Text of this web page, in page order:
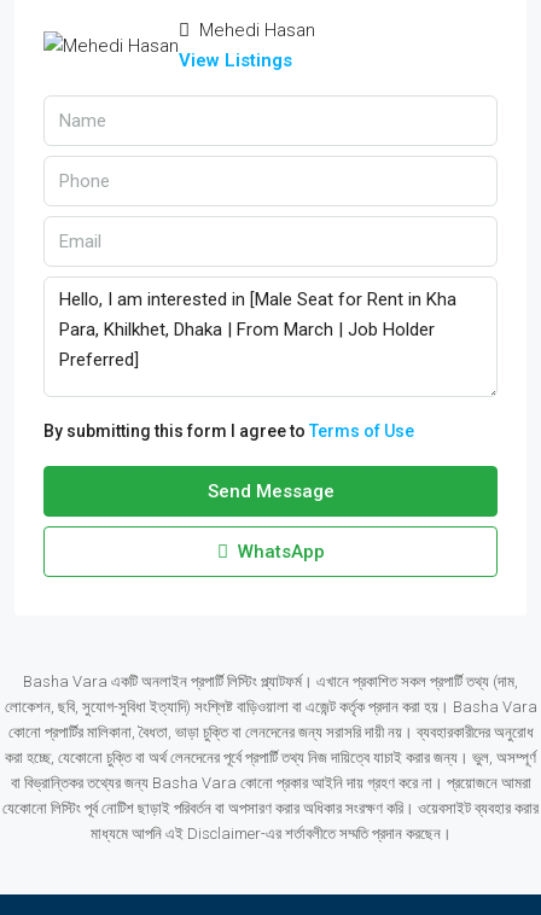
Mehedi Hasan
View Listings
By submitting this form I agree toTerms of Use
Send Message
WhatsApp
Basha Vara একটি অনলাইন প্রপার্টি লিস্টিং প্ল্যাটফর্ম। এখানে প্রকাশিত সকল প্রপার্টি তথ্য (দাম,
লোকেশন, ছবি, সুযোগ-সুবিধা ইত্যাদি) সংশ্লিষ্ট বাড়িওয়ালা বা এজেন্ট কর্তৃক প্রদান করা হয়। Basha Vara
কোনো প্রপার্টির মালিকানা, বৈধতা, ভাড়া চুক্তি বা লেনদেনের জন্য সরাসরি দায়ী নয়। ব্যবহারকারীদের অনুরোধ
করা হচ্ছে, যেকোনো চুক্তি বা অর্থ লেনদেনের পূর্বে প্রপার্টি তথ্য নিজ দায়িত্বে যাচাই করার জন্য। ভুল, অসম্পূর্ণ
বা বিভ্রান্তিকর তথ্যের জন্য Basha Vara কোনো প্রকার আইনি দায় গ্রহণ করে না। প্রয়োজনে আমরা
যেকোনো লিস্টিং পূর্ব নোটিশ ছাড়াই পরিবর্তন বা অপসারণ করার অধিকার সংরক্ষণ করি। ওয়েবসাইট ব্যবহার করার
মাধ্যমে আপনি এই Disclaimer-এর শর্তাবলীতে সম্মতি প্রদান করছেন।